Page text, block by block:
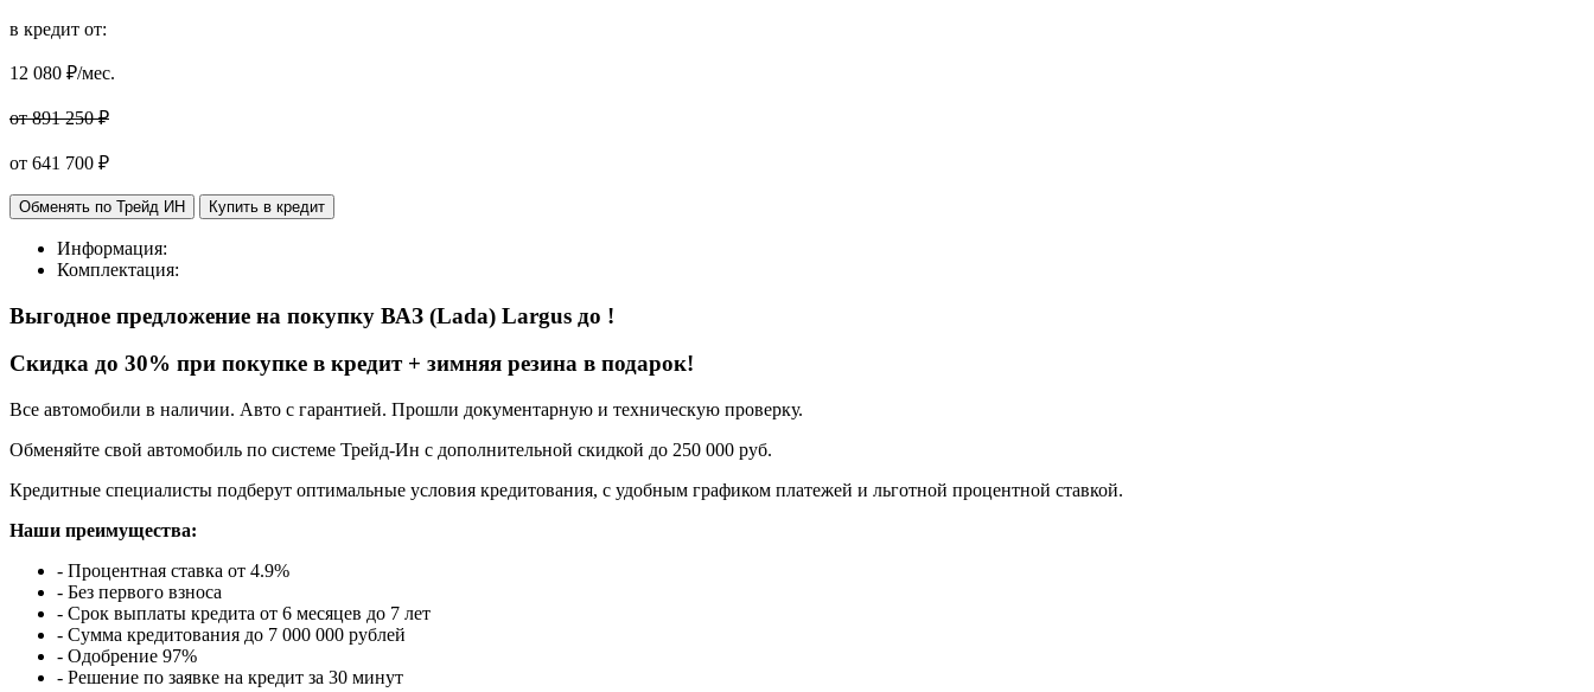
в кредит от:
12 080 ₽/мес.
от 891 250 ₽
от 641 700 ₽
Обменять по Трейд ИН Купить в кредит
Информация:
Комплектация:
Выгодное предложение на покупку ВАЗ (Lada) Largus до !
Cкидка до 30% при покупке в кредит + зимняя резина в подарок!
Все автомобили в наличии. Авто с гарантией. Прошли документарную и техническую проверку.
Обменяйте свой автомобиль по системе Трейд-Ин с дополнительной скидкой до 250 000 руб.
Кредитные специалисты подберут оптимальные условия кредитования, с удобным графиком платежей и льготной процентной ставкой.
Наши преимущества:
- Процентная ставка от 4.9%
- Без первого взноса
- Срок выплаты кредита от 6 месяцев до 7 лет
- Сумма кредитования до 7 000 000 рублей
- Одобрение 97%
- Решение по заявке на кредит за 30 минут